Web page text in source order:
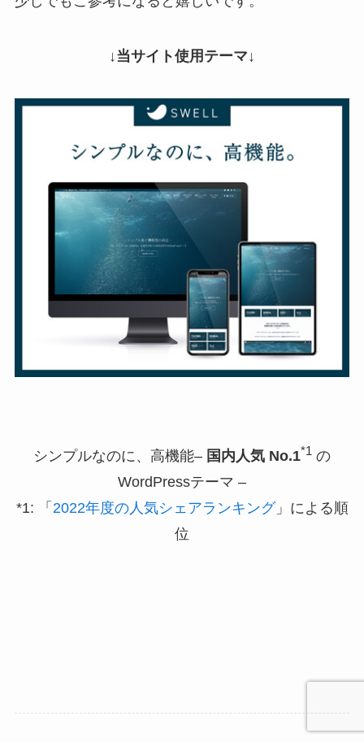
↓当サイト使用テーマ↓
シンプルなのに、高機能– 国内人気 No.1*1 の
WordPressテーマ –
*1: 「 2022年度の人気シェアランキング」による順
位